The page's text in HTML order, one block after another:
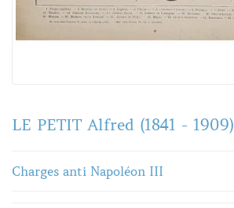
LE PETIT Alfred (1841 - 1909)
Charges anti Napoléon III